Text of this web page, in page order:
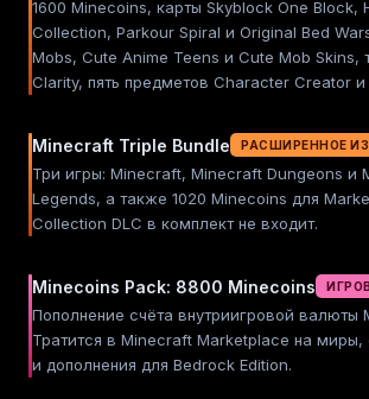
1600 Minecoins, карты Skyblock One Block,
Collection, Parkour Spiral и Original Bed
Mobs, Cute Anime Teens и Cute Mob Skins,
Clarity, пять предметов Character Creator и
Minecraft Triple Bundle РАСШИРЕННОЕ
Три игры: Minecraft, Minecraft Dungeons и
Legends, а также 1020 Minecoins для
Collection DLC в комплект не входит.
Minecoins Pack: 8800 Minecoins
Пополнение счёта внутриигровой валюты
Тратится в Minecraft Marketplace на миры,
и дополнения для Bedrock Edition.